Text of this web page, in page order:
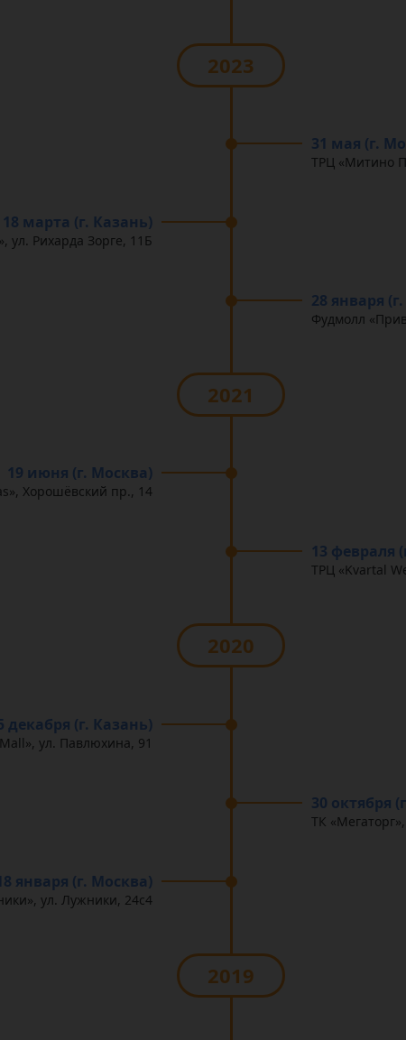
2023
31 мая (г.
ТРЦ «Митино
18 марта (г. Казань)
ул. Рихарда Зорге, 11Б
28 января
Фудмолл
2021
19 июня (г. Москва)
Хорошёвский пр., 14
13 февраля
ТРЦ «Kvartal
2020
декабря (г. Казань)
ул. Павлюхина, 91
30 октября
ТК
января (г. Москва)
ул. Лужники, 24с4
2019